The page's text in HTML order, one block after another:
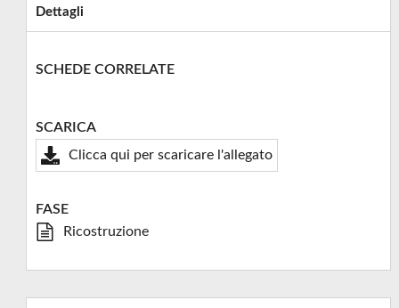
Dettagli
SCHEDE CORRELATE
SCARICA
Clicca qui per scaricare l'allegato
FASE
Ricostruzione